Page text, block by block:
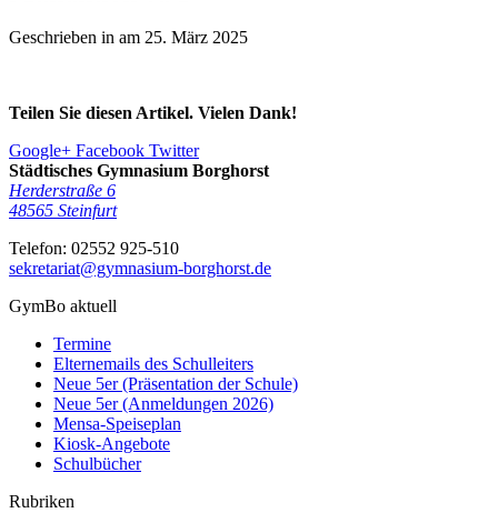
Geschrieben in am 25. März 2025
Teilen Sie diesen Artikel. Vielen Dank!
Google+ Facebook Twitter
Städtisches Gymnasium Borghorst
Herderstraße 6
48565 Steinfurt
Telefon: 02552 925-510
sekretariat@gymnasium-borghorst.de
GymBo aktuell
Termine
Elternemails des Schulleiters
Neue 5er (Präsentation der Schule)
Neue 5er (Anmeldungen 2026)
Mensa-Speiseplan
Kiosk-Angebote
Schulbücher
Rubriken